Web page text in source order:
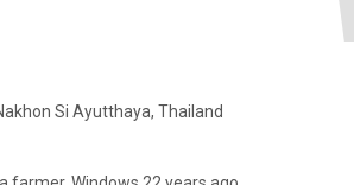
Si Ayutthaya, Thailand